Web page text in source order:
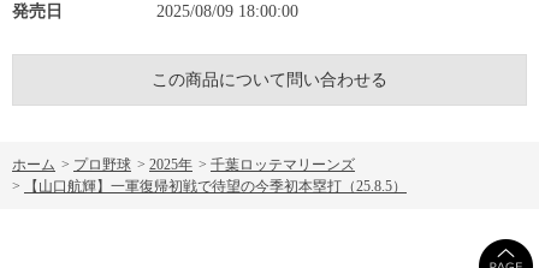
発売日 2025/08/09 18:00:00
この商品について問い合わせる
ホーム > プロ野球 > 2025年 > 千葉ロッテマリーンズ
>
【山口航輝】一軍復帰初戦で待望の今季初本塁打（25.8.5）